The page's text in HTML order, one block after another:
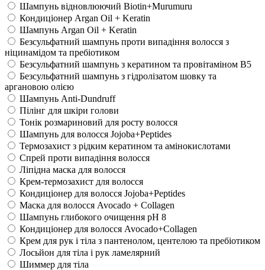
Шампунь відновлюючий Biotin+Murumuru
Кондиціонер Argan Oil + Keratin
Шампунь Argan Oil + Keratin
Безсульфатний шампунь проти випадіння волосся з
ніцинамідом та пребіотиком
Безсульфатний шампунь з кератином та провітаміном В5
Безсульфатний шампунь з гідролізатом шовку та
аргановою олією
Шампунь Anti-Dundruff
Пілінг для шкіри голови
Тонік розмариновий для росту волосся
Шампунь для волосся Jojoba+Peptides
Термозахист з рідким кератином та амінокислотами
Спрей проти випадіння волосся
Ліпідна маска для волосся
Крем-термозахист для волосся
Кондиціонер для волосся Jojoba+Peptides
Маска для волосся Avocado + Collagen
Шампунь глибокого очищення pH 8
Кондиціонер для волосся Avocado+Collagen
Крем для рук і тіла з пантенолом, центелою та пребіотиком
Лосьйон для тіла і рук ламелярний
Шиммер для тіла